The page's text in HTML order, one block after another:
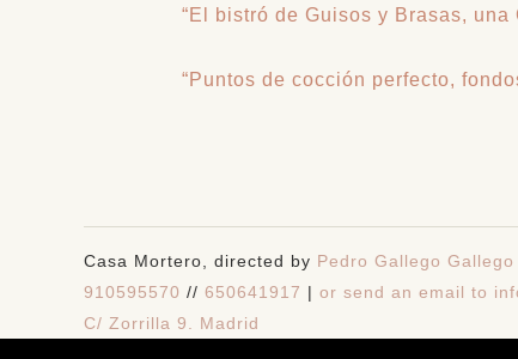
“El bistró de Guisos y Brasas,
“Puntos de cocción perfecto,
Casa Mortero, directed by Pedro Gallego Gallego
910595570 // 650641917 | or send an email to
C/ Zorrilla 9. Madrid